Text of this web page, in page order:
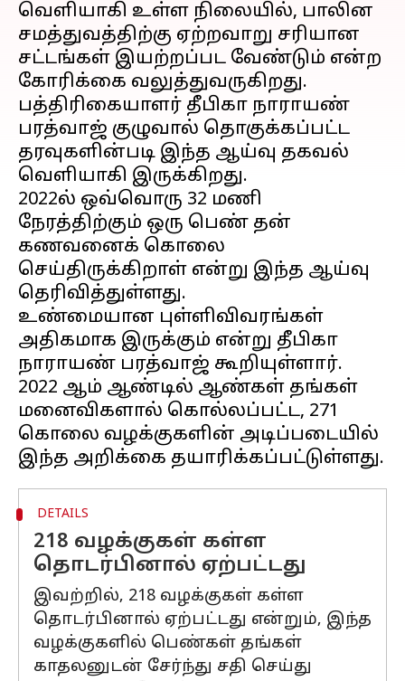
வெளியாகி உள்ள நிலையில், பாலின
சமத்துவத்திற்கு ஏற்றவாறு சரியான
சட்டங்கள் இயற்றப்பட வேண்டும் என்ற
கோரிக்கை வலுத்துவருகிறது.
பத்திரிகையாளர் தீபிகா நாராயண்
பரத்வாஜ் குழுவால் தொகுக்கப்பட்ட
தரவுகளின்படி இந்த ஆய்வு தகவல்
வெளியாகி இருக்கிறது.
2022ல் ஒவ்வொரு 32 மணி
நேரத்திற்கும் ஒரு பெண் தன்
கணவனைக் கொலை
செய்திருக்கிறாள் என்று இந்த ஆய்வு
தெரிவித்துள்ளது.
உண்மையான புள்ளிவிவரங்கள்
அதிகமாக இருக்கும் என்று தீபிகா
நாராயண் பரத்வாஜ் கூறியுள்ளார்.
2022 ஆம் ஆண்டில் ஆண்கள் தங்கள்
மனைவிகளால் கொல்லப்பட்ட, 271
கொலை வழக்குகளின் அடிப்படையில்
DETAILS
218 வழக்குகள் கள்ள
தொடர்பினால் ஏற்பட்டது
இவற்றில், 218 வழக்குகள் கள்ள
தொடர்பினால் ஏற்பட்டது என்றும், இந்த
வழக்குகளில் பெண்கள் தங்கள்
காதலனுடன் சேர்ந்து சதி செய்து